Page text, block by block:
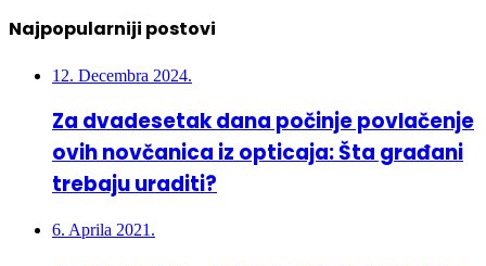
Najpopularniji postovi
12. Decembra 2024.
Za dvadesetak dana počinje povlačenje
ovih novčanica iz opticaja: Šta građani
trebaju uraditi?
6. Aprila 2021.